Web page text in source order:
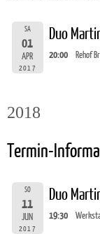
SA
01
APR
2017
Duo
20:00 Rehof
2018
Termin-
SO
11
JUN
2017
Duo
19:30